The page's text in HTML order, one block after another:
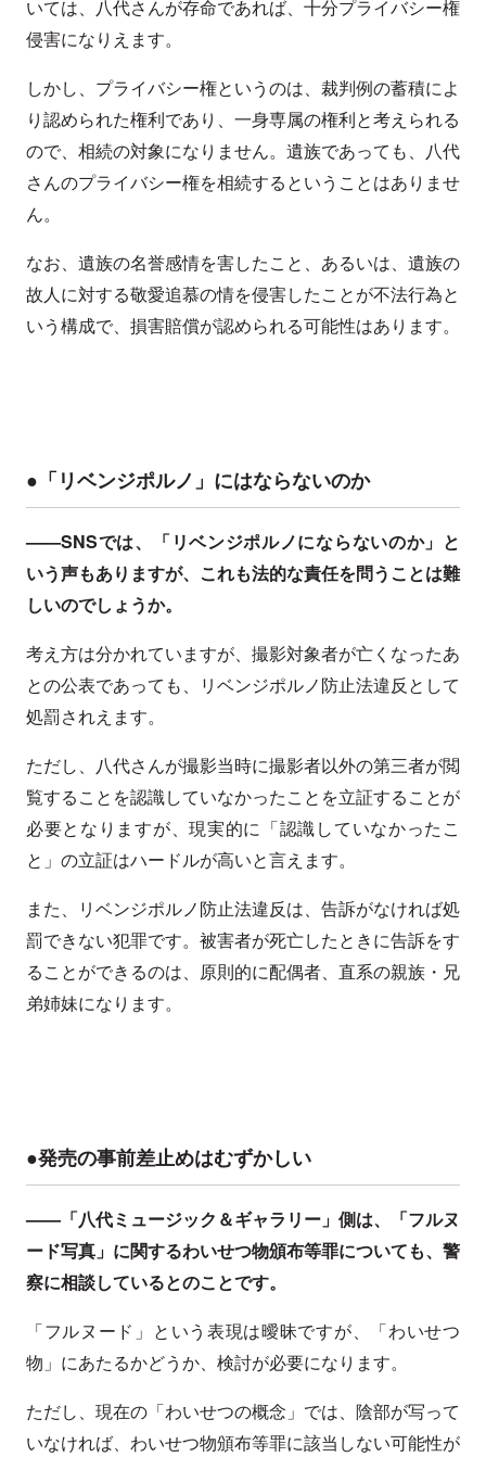
いては、八代さんが存命であれば、十分プライバシー権
侵害になりえます。
しかし、プライバシー権というのは、裁判例の蓄積によ
り認められた権利であり、一身専属の権利と考えられる
ので、相続の対象になりません。遺族であっても、八代
さんのプライバシー権を相続するということはありませ
ん。
なお、遺族の名誉感情を害したこと、あるいは、遺族の
故人に対する敬愛追慕の情を侵害したことが不法行為と
いう構成で、損害賠償が認められる可能性はあります。
●「リベンジポルノ」にはならないのか
——SNSでは、「リベンジポルノにならないのか」と
いう声もありますが、これも法的な責任を問うことは難
しいのでしょうか。
考え方は分かれていますが、撮影対象者が亡くなったあ
との公表であっても、リベンジポルノ防止法違反として
処罰されえます。
ただし、八代さんが撮影当時に撮影者以外の第三者が閲
覧することを認識していなかったことを立証することが
必要となりますが、現実的に「認識していなかったこ
と」の立証はハードルが高いと言えます。
また、リベンジポルノ防止法違反は、告訴がなければ処
罰できない犯罪です。被害者が死亡したときに告訴をす
ることができるのは、原則的に配偶者、直系の親族・兄
弟姉妹になります。
●発売の事前差止めはむずかしい
——「八代ミュージック＆ギャラリー」側は、「フルヌ
ード写真」に関するわいせつ物頒布等罪についても、警
察に相談しているとのことです。
「フルヌード」という表現は曖昧ですが、「わいせつ
物」にあたるかどうか、検討が必要になります。
ただし、現在の「わいせつの概念」では、陰部が写って
いなければ、わいせつ物頒布等罪に該当しない可能性が